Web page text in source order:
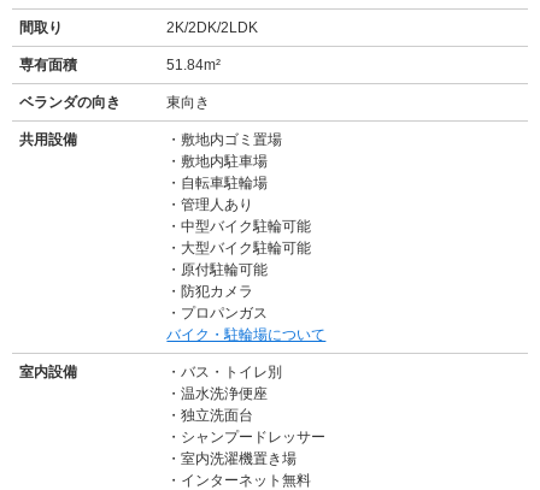
間取り 2K/2DK/2LDK
専有面積 51.84m²
ベランダの向き 東向き
共用設備
敷地内ゴミ置場
敷地内駐車場
自転車駐輪場
管理人あり
中型バイク駐輪可能
大型バイク駐輪可能
原付駐輪可能
防犯カメラ
プロパンガス
バイク・駐輪場について
室内設備
バス・トイレ別
温水洗浄便座
独立洗面台
シャンプードレッサー
室内洗濯機置き場
インターネット無料